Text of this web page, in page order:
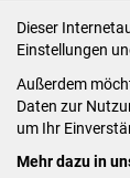
Dieser
Einstellungen
Außerdem
Daten zur
um Ihr
Mehr dazu in
Montag:
Dienstag:
Mittwoch: